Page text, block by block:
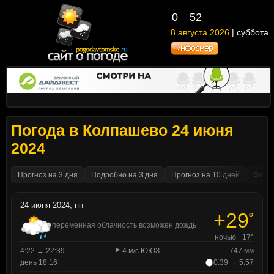
0 52
8 августа 2026 | суббота
Погода в Колпашево 24 июня
2024
Прогноз на 3 дня Подробно на 3 дня Прогноз на 10 дней
24 июня 2024, пн
переменная облачность возможен дождь +29°
ночью +17°
4:22 → 22:39
4 м/с ЮЮЗ
747 мм
день 18:16
0:39 → 5:57